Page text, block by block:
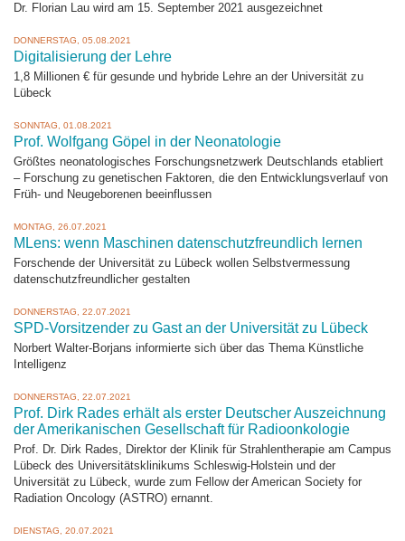
Dr. Florian Lau wird am 15. September 2021 ausgezeichnet
DONNERSTAG, 05.08.2021
Digitalisierung der Lehre
1,8 Millionen € für gesunde und hybride Lehre an der Universität zu
Lübeck
SONNTAG, 01.08.2021
Prof. Wolfgang Göpel in der Neonatologie
Größtes neonatologisches Forschungsnetzwerk Deutschlands etabliert
– Forschung zu genetischen Faktoren, die den Entwicklungsverlauf von
Früh- und Neugeborenen beeinflussen
MONTAG, 26.07.2021
MLens: wenn Maschinen datenschutzfreundlich lernen
Forschende der Universität zu Lübeck wollen Selbstvermessung
datenschutzfreundlicher gestalten
DONNERSTAG, 22.07.2021
SPD-Vorsitzender zu Gast an der Universität zu Lübeck
Norbert Walter-Borjans informierte sich über das Thema Künstliche
Intelligenz
DONNERSTAG, 22.07.2021
Prof. Dirk Rades erhält als erster Deutscher Auszeichnung
der Amerikanischen Gesellschaft für Radioonkologie
Prof. Dr. Dirk Rades, Direktor der Klinik für Strahlentherapie am Campus
Lübeck des Universitätsklinikums Schleswig-Holstein und der
Universität zu Lübeck, wurde zum Fellow der American Society for
Radiation Oncology (ASTRO) ernannt.
DIENSTAG, 20.07.2021